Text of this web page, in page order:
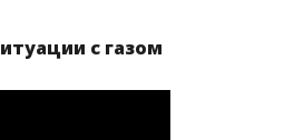
с газом